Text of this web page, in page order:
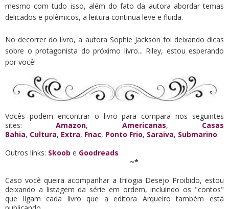
mesmo com tudo isso, além do fato da autora abordar temas
delicados e polêmicos, a leitura continua leve e fluida.
No decorrer do livro, a autora Sophie Jackson foi deixando dicas
sobre o protagonista do próximo livro... Riley, estou esperando
por você!
Vocês podem encontrar o livro para compara nos seguintes
sites:Amazon, Americanas, Casas
Bahia, Cultura, Extra, Fnac, Ponto Frio, Saraiva, Submarino.
Outros links: Skoob e Goodreads
~*
Caso você queira acompanhar a trilogia Desejo Proibido, estou
deixando a listagem da série em ordem, incluindo os "contos"
que ligam cada livro que a editora Arqueiro também está